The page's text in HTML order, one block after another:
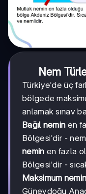
Nem
Türkiye'de üç
bölgede
anlamak sınav
Bağıl nemin en
Bölgesi'dir -
nemin en fazla
Bölgesi'dir -
Maksimum nemin
Güneydoğu